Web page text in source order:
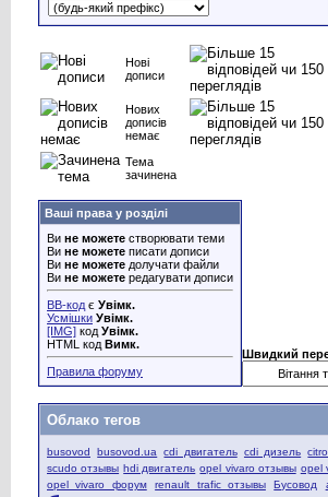
Нові
дописи
Нових
дописів
немає
Тема
зачинена
Ваші права у розділі
Ви не можете створювати теми
Ви не можете писати дописи
Ви не можете долучати файли
Ви не можете редагувати дописи
BB-код є Увімк.
Усмішки Увімк.
[IMG] код Увімк.
HTML код Вимк.
Правила форуму
Швидкий
Облако тегов
busovod busovod.ua cdi двигатель cdi дизель
scudo отзывы hdi двигатель opel vivaro отзывы opel
opel vivaro форум
renault trafic отзывы Бусовод